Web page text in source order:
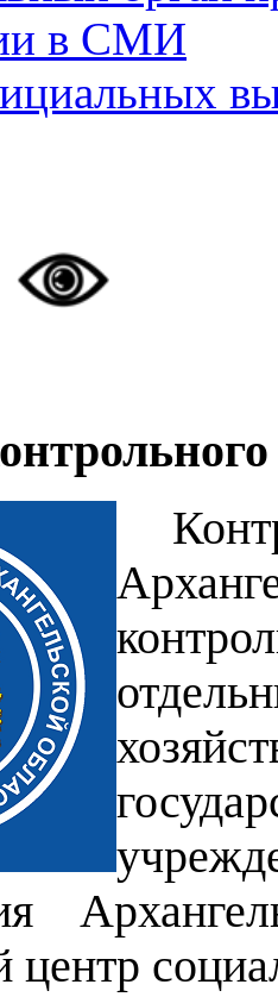
в СМИ
центр